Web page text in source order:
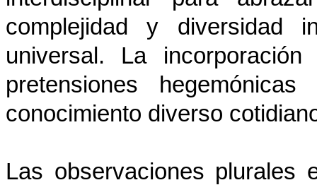
complejidad y diversidad
universal. La
pretensiones
conocimiento diverso
Las observaciones plurales